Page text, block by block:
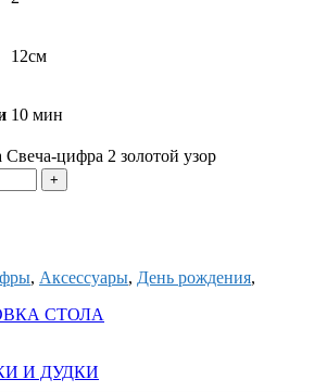
СТОЛА
И ДУДКИ
12см
10 мин
Свеча-цифра 2 золотой узор
, Аксессуары, День рождения,